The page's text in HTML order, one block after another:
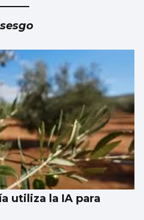
de oro en solo
París
utiliza la IA para